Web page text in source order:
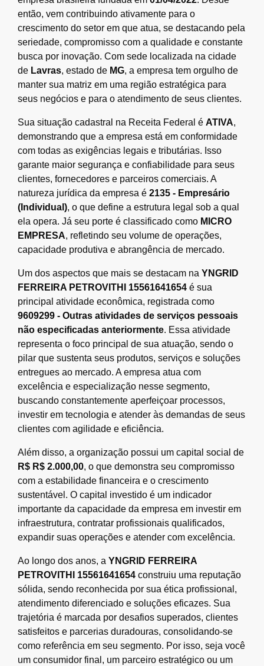
então, vem contribuindo ativamente para o
crescimento do setor em que atua, se destacando pela
seriedade, compromisso com a qualidade e constante
busca por inovação. Com sede localizada na cidade
de Lavras, estado de MG, a empresa tem orgulho de
manter sua matriz em uma região estratégica para
seus negócios e para o atendimento de seus clientes.
Sua situação cadastral na Receita Federal é ATIVA,
demonstrando que a empresa está em conformidade
com todas as exigências legais e tributárias. Isso
garante maior segurança e confiabilidade para seus
clientes, fornecedores e parceiros comerciais. A
natureza jurídica da empresa é 2135 - Empresário
(Individual), o que define a estrutura legal sob a qual
ela opera. Já seu porte é classificado como MICRO
EMPRESA, refletindo seu volume de operações,
capacidade produtiva e abrangência de mercado.
Um dos aspectos que mais se destacam na YNGRID
FERREIRA PETROVITHI 15561641654 é sua
principal atividade econômica, registrada como
9609299 - Outras atividades de serviços pessoais
não especificadas anteriormente. Essa atividade
representa o foco principal de sua atuação, sendo o
pilar que sustenta seus produtos, serviços e soluções
entregues ao mercado. A empresa atua com
excelência e especialização nesse segmento,
buscando constantemente aperfeiçoar processos,
investir em tecnologia e atender às demandas de seus
clientes com agilidade e eficiência.
Além disso, a organização possui um capital social de
R$ R$ 2.000,00, o que demonstra seu compromisso
com a estabilidade financeira e o crescimento
sustentável. O capital investido é um indicador
importante da capacidade da empresa em investir em
infraestrutura, contratar profissionais qualificados,
expandir suas operações e atender com excelência.
Ao longo dos anos, a YNGRID FERREIRA
PETROVITHI 15561641654 construiu uma reputação
sólida, sendo reconhecida por sua ética profissional,
atendimento diferenciado e soluções eficazes. Sua
trajetória é marcada por desafios superados, clientes
satisfeitos e parcerias duradouras, consolidando-se
como referência em seu segmento. Por isso, seja você
um consumidor final, um parceiro estratégico ou um